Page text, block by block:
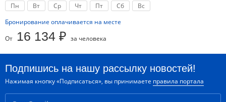
Пн Вт Ср Чт Пт Сб
Вс
Бронирование оплачивается на месте
От 16 134 ₽ за человека
Подпишись на нашу рассылку новостей!
Нажимая кнопку «Подписаться», вы принимаете правила портала